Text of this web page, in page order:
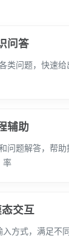
问答
类问题，快速
辅助
问题解答，帮
率
交互
方式，满足不